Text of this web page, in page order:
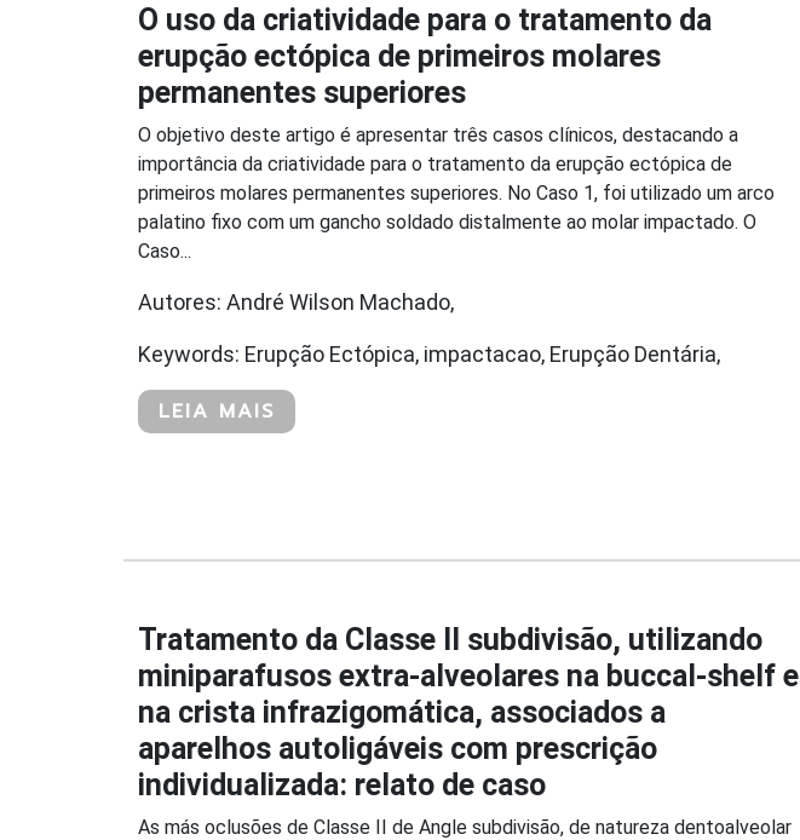
O uso da criatividade para o tratamento da
erupção ectópica de primeiros molares
permanentes superiores
O objetivo deste artigo é apresentar três casos clínicos, destacando a
importância da criatividade para o tratamento da erupção ectópica de
primeiros molares permanentes superiores. No Caso 1, foi utilizado um arco
palatino fixo com um gancho soldado distalmente ao molar impactado. O
Caso...
Autores: André Wilson Machado,
Keywords: Erupção Ectópica, impactacao, Erupção Dentária,
LEIA MAIS
Tratamento da Classe II subdivisão, utilizando
miniparafusos extra-alveolares na buccal-shelf e
na crista infrazigomática, associados a
aparelhos autoligáveis com prescrição
individualizada: relato de caso
As más oclusões de Classe II de Angle subdivisão, de natureza dentoalveolar